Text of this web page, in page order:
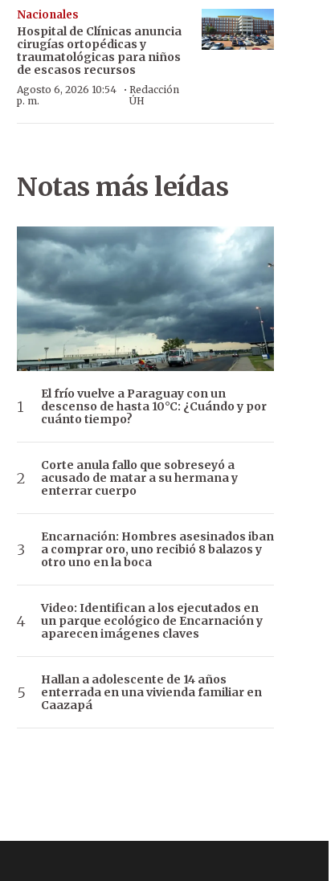
Nacionales
Hospital de Clínicas anuncia
cirugías ortopédicas y
traumatológicas para niños
de escasos recursos
Agosto 6, 2026 10:54
p. m.
· Redacción
ÚH
Notas más leídas
El frío vuelve a Paraguay con un
descenso de hasta 10°C: ¿Cuándo y por
cuánto tiempo?
Corte anula fallo que sobreseyó a
acusado de matar a su hermana y
enterrar cuerpo
Encarnación: Hombres asesinados iban
a comprar oro, uno recibió 8 balazos y
otro uno en la boca
Video: Identifican a los ejecutados en
un parque ecológico de Encarnación y
aparecen imágenes claves
Hallan a adolescente de 14 años
enterrada en una vivienda familiar en
Caazapá